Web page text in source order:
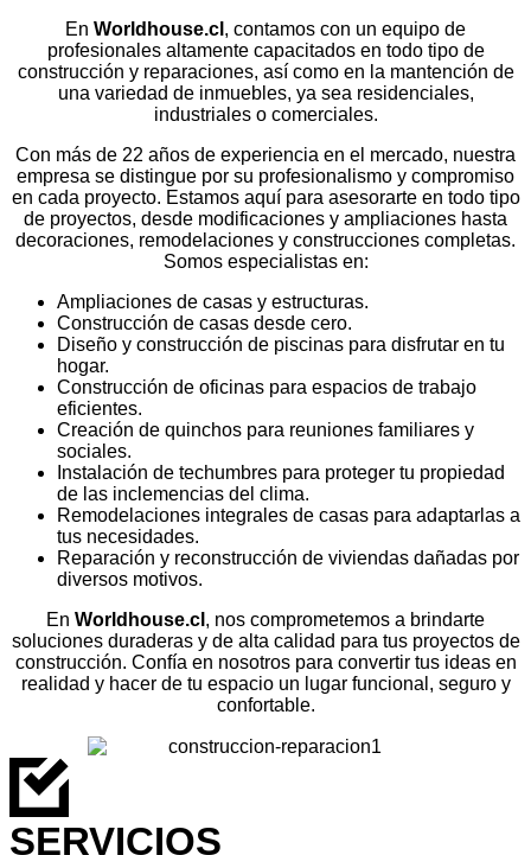
En Worldhouse.cl , contamos con un equipo de
profesionales altamente capacitados en todo tipo de
construcción y reparaciones, así como en la mantención de
una variedad de inmuebles, ya sea residenciales,
industriales o comerciales.
Con más de 22 años de experiencia en el mercado, nuestra
empresa se distingue por su profesionalismo y compromiso
en cada proyecto. Estamos aquí para asesorarte en todo tipo
de proyectos, desde modificaciones y ampliaciones hasta
decoraciones, remodelaciones y construcciones completas.
Somos especialistas en:
Ampliaciones de casas y estructuras.
Construcción de casas desde cero.
Diseño y construcción de piscinas para disfrutar en tu
hogar.
Construcción de oficinas para espacios de trabajo
eficientes.
Creación de quinchos para reuniones familiares y
sociales.
Instalación de techumbres para proteger tu propiedad
de las inclemencias del clima.
Remodelaciones integrales de casas para adaptarlas a
tus necesidades.
Reparación y reconstrucción de viviendas dañadas por
diversos motivos.
En Worldhouse.cl , nos comprometemos a brindarte
soluciones duraderas y de alta calidad para tus proyectos de
construcción. Confía en nosotros para convertir tus ideas en
realidad y hacer de tu espacio un lugar funcional, seguro y
confortable.
SERVICIOS